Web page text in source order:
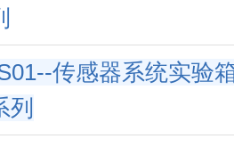
传感器系统实验
列